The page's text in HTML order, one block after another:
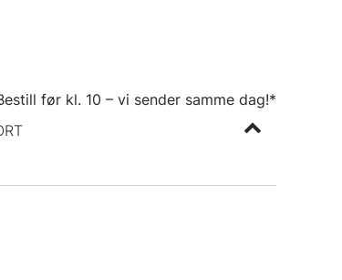
før kl. 10 – vi sender samme dag!*